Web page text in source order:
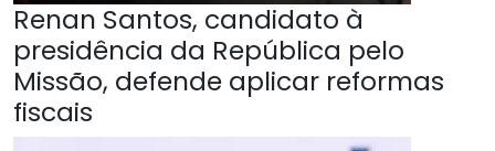
Renan Santos, candidato à
presidência da República pelo
Missão, defende aplicar reformas
fiscais